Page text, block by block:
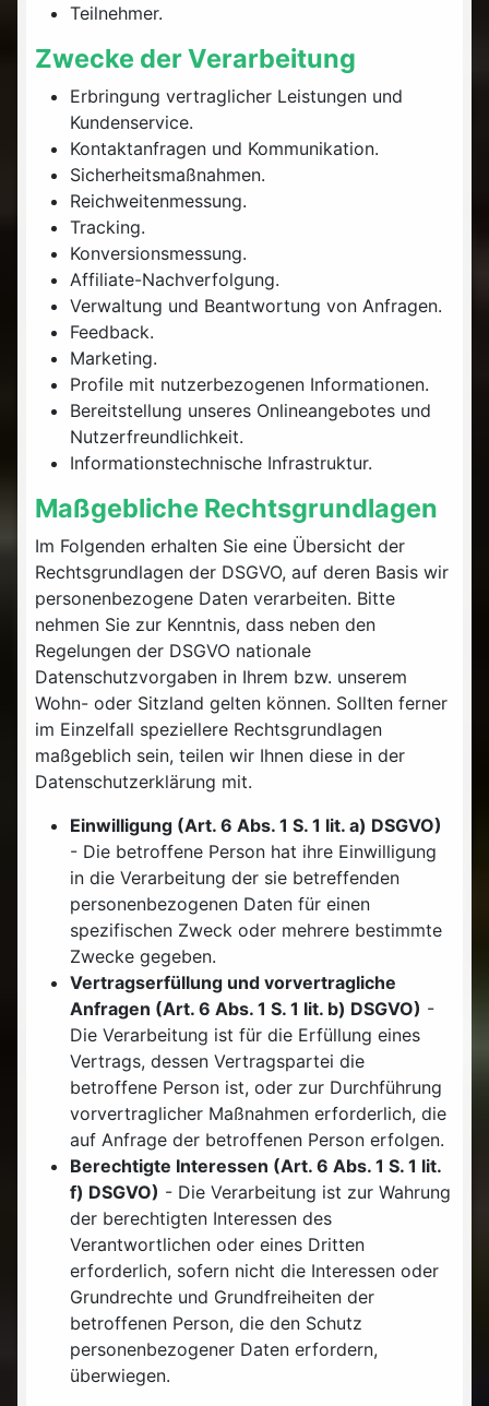
Teilnehmer.
Zwecke der Verarbeitung
Erbringung vertraglicher Leistungen und
Kundenservice.
Kontaktanfragen und Kommunikation.
Sicherheitsmaßnahmen.
Reichweitenmessung.
Tracking.
Konversionsmessung.
Affiliate-Nachverfolgung.
Verwaltung und Beantwortung von Anfragen.
Feedback.
Marketing.
Profile mit nutzerbezogenen Informationen.
Bereitstellung unseres Onlineangebotes und
Nutzerfreundlichkeit.
Informationstechnische Infrastruktur.
Maßgebliche Rechtsgrundlagen
Im Folgenden erhalten Sie eine Übersicht der
Rechtsgrundlagen der DSGVO, auf deren Basis wir
personenbezogene Daten verarbeiten. Bitte
nehmen Sie zur Kenntnis, dass neben den
Regelungen der DSGVO nationale
Datenschutzvorgaben in Ihrem bzw. unserem
Wohn- oder Sitzland gelten können. Sollten ferner
im Einzelfall speziellere Rechtsgrundlagen
maßgeblich sein, teilen wir Ihnen diese in der
Datenschutzerklärung mit.
Einwilligung (Art. 6 Abs. 1 S. 1 lit. a) DSGVO)
- Die betroffene Person hat ihre Einwilligung
in die Verarbeitung der sie betreffenden
personenbezogenen Daten für einen
spezifischen Zweck oder mehrere bestimmte
Zwecke gegeben.
Vertragserfüllung und vorvertragliche
Anfragen (Art. 6 Abs. 1 S. 1 lit. b) DSGVO) -
Die Verarbeitung ist für die Erfüllung eines
Vertrags, dessen Vertragspartei die
betroffene Person ist, oder zur Durchführung
vorvertraglicher Maßnahmen erforderlich, die
auf Anfrage der betroffenen Person erfolgen.
Berechtigte Interessen (Art. 6 Abs. 1 S. 1 lit.
f) DSGVO) - Die Verarbeitung ist zur Wahrung
der berechtigten Interessen des
Verantwortlichen oder eines Dritten
erforderlich, sofern nicht die Interessen oder
Grundrechte und Grundfreiheiten der
betroffenen Person, die den Schutz
personenbezogener Daten erfordern,
überwiegen.